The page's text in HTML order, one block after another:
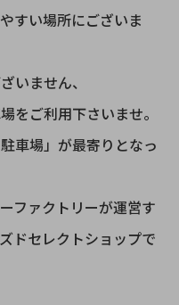
すい場所にございま
いません、
をご利用下さいませ。
車場」が最寄りとなっ
ファクトリーが運営す
ドセレクトショップで